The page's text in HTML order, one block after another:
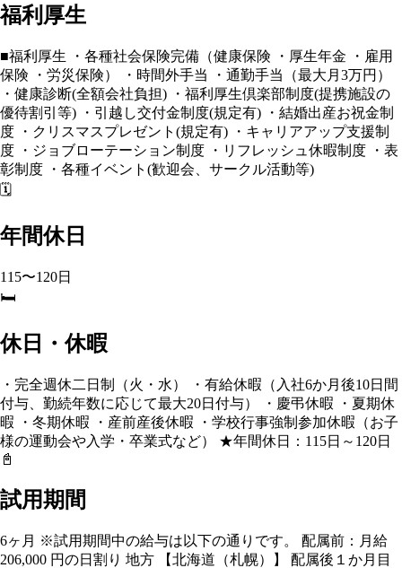
福利厚生
■福利厚生 ・各種社会保険完備（健康保険 ・厚⽣年⾦ ・雇⽤
保険 ・労災保険） ・時間外⼿当 ・通勤⼿当（最⼤⽉3万円）
・健康診断(全額会社負担) ・福利厚⽣倶楽部制度(提携施設の
優待割引等) ・引越し交付⾦制度(規定有) ・結婚出産お祝⾦制
度 ・クリスマスプレゼント(規定有) ・キャリアアップ⽀援制
度 ・ジョブローテーション制度 ・リフレッシュ休暇制度 ・表
彰制度 ・各種イベント(歓迎会、サークル活動等)
🗓️
年間休日
115〜120日
🛏️
休日・休暇
・完全週休二日制（火・水） ・有給休暇（入社6か月後10日間
付与、勤続年数に応じて最大20日付与） ・慶弔休暇 ・夏期休
暇 ・冬期休暇 ・産前産後休暇 ・学校行事強制参加休暇（お子
様の運動会や入学・卒業式など） ★年間休日：115日～120日
📓
試用期間
6ヶ月 ※試用期間中の給与は以下の通りです。 配属前：月給
206,000 円の日割り 地方 【北海道（札幌）】 配属後１か月目